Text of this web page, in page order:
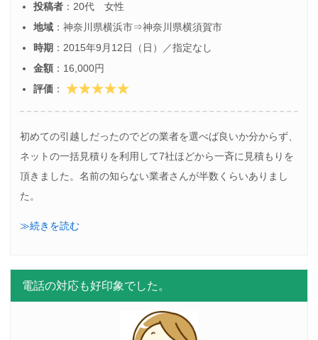
投稿者：20代 女性
地域：神奈川県横浜市⇒神奈川県横須賀市
時期 ：2015年9月12日（日）／指定なし
金額：16,000円
評価：
初めての引越しだったのでどの業者を選べば良いか分からず、
ネットの一括見積りを利用して7社ほどから一斉に見積もりを
頂きました。名前の知らない業者さんが半数くらいありまし
た。
≫続きを読む
電話の対応も好印象でした。